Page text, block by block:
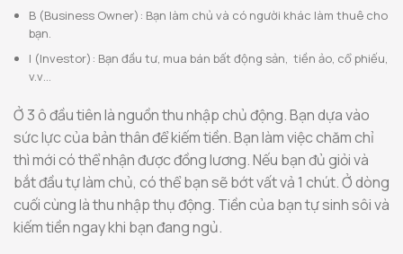
B (Business Owner): Bạn làm chủ và có người khác làm thuê cho
bạn.
I (Investor): Bạn đầu tư, mua bán bất động sản, tiền ảo, cổ phiếu,
v.v…
Ở 3 ô đầu tiên là nguồn thu nhập chủ động. Bạn dựa vào
sức lực của bản thân để kiếm tiền. Bạn làm việc chăm chỉ
thì mới có thể nhận được đồng lương. Nếu bạn đủ giỏi và
bắt đầu tự làm chủ, có thể bạn sẽ bớt vất vả 1 chút. Ở dòng
cuối cùng là thu nhập thụ động. Tiền của bạn tự sinh sôi và
kiếm tiền ngay khi bạn đang ngủ.